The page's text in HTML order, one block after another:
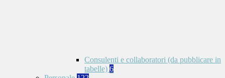
Consulenti e collaboratori (da pubblicare in
tabelle) 6